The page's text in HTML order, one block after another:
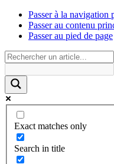
Passer à la navigation
Passer au contenu
Passer au pied de page
Exact matches only
Search in title